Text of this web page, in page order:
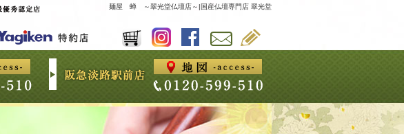
麺屋 蝉 ～翠光堂仏壇店～|国産仏壇専門店 翠光堂